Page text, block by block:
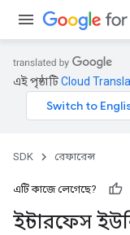
এই পৃষ্ঠাটিCloud
SDK রেফারেন্স
এটি কাজে লেগেছে?
ইন্টারফেস